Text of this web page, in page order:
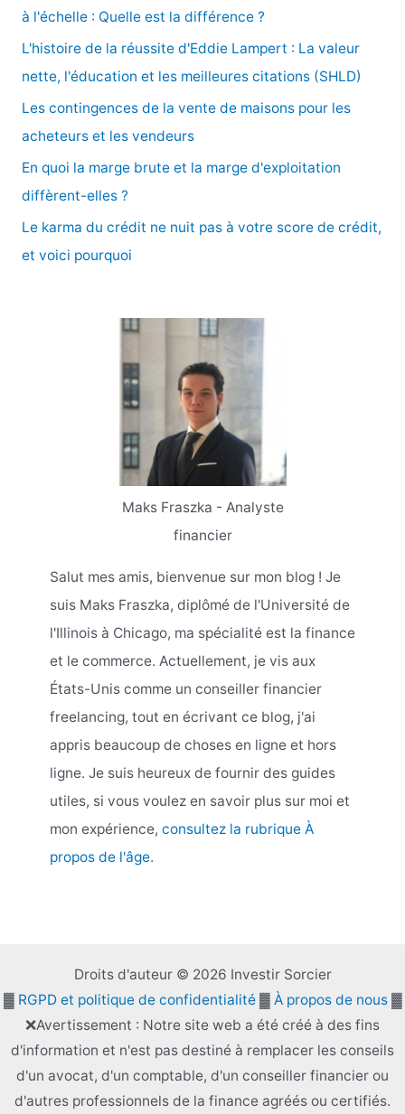
r
c
:
à l'échelle : Quelle est la différence ?
L'histoire de la réussite d'Eddie Lampert : La valeur
nette, l'éducation et les meilleures citations (SHLD)
Les contingences de la vente de maisons pour les
acheteurs et les vendeurs
En quoi la marge brute et la marge d'exploitation
diffèrent-elles ?
Le karma du crédit ne nuit pas à votre score de crédit,
et voici pourquoi
Maks Fraszka - Analyste
financier
Salut mes amis, bienvenue sur mon blog ! Je
suis Maks Fraszka, diplômé de l'Université de
l'Illinois à Chicago, ma spécialité est la finance
et le commerce. Actuellement, je vis aux
États-Unis comme un conseiller financier
freelancing, tout en écrivant ce blog, j'ai
appris beaucoup de choses en ligne et hors
ligne. Je suis heureux de fournir des guides
utiles, si vous voulez en savoir plus sur moi et
mon expérience, consultez la rubrique À
propos de l'âge.
Droits d'auteur © 2026 Investir Sorcier
▓ RGPD et politique de confidentialité▓ À propos de nous▓
❌Avertissement : Notre site web a été créé à des fins
d'information et n'est pas destiné à remplacer les conseils
d'un avocat, d'un comptable, d'un conseiller financier ou
d'autres professionnels de la finance agréés ou certifiés.